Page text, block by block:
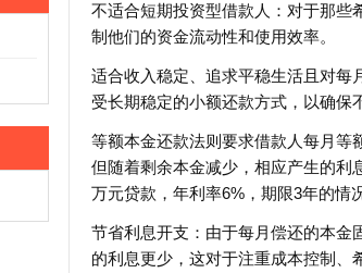
不适合短期投资型借款人：对于那些
制他们的资金流动性和使用效率。
适合收入稳定、追求平稳生活且对每
受长期稳定的小额还款方式，以确保
等额本金还款法则要求借款人每月等
但随着剩余本金减少，相应产生的利
万元贷款，年利率6%，期限3年的情
节省利息开支：由于每月偿还的本金
的利息更少，这对于注重成本控制、